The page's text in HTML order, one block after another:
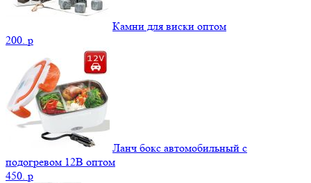
Камни для виски оптом
200. p
Ланч бокс автомобильный с
подогревом 12В оптом
450. p